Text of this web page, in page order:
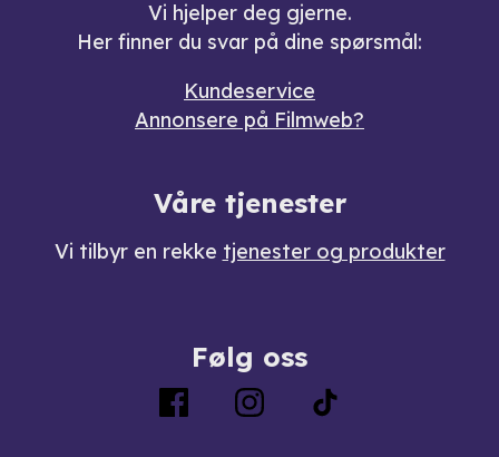
Vi hjelper deg gjerne.
Her finner du svar på dine spørsmål:
Kundeservice
Annonsere på Filmweb?
Våre tjenester
Vi tilbyr en rekke tjenester og produkter
Følg oss